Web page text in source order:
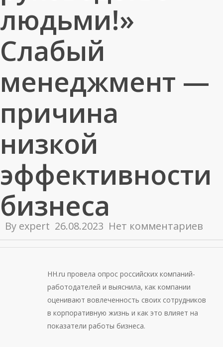
людьми!»
Слабый
менеджмент —
причина
низкой
эффективности
бизнеса
By expert 26.08.2023 Нет комментариев
HH.ru провела опрос российских компаний-
работодателей и выяснила, как компании
оценивают вовлеченность своих сотрудников
в корпоративную жизнь и как это влияет на
показатели работы бизнеса.